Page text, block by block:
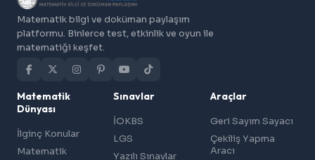
Matematik bilgi ve doküman paylaşım
platformu. Binlerce test, etkinlik ve oyun ile
matematiği keşfet.
Matematik
Dünyası
İlginç Konular
Matematik
Sınavlar
İOKBS
LGS
Yazılı Sınavlar
Araçlar
Geri Sayım Sayacı
Çekiliş Yapma
Aracı